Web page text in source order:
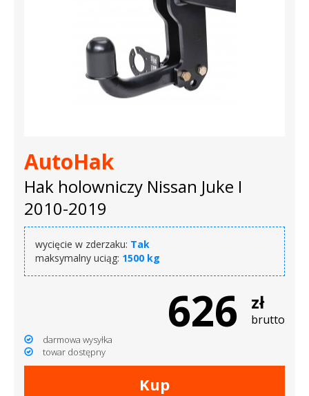
AutoHak
Hak holowniczy Nissan Juke I
2010-2019
wycięcie w zderzaku: Tak
maksymalny uciąg: 1500 kg
626 zł
brutto
darmowa wysyłka
towar dostępny
Kup